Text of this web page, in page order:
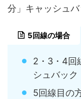
分」キャッシュバ
5回線の場合
2・3・4回
シュバック
5回線目の